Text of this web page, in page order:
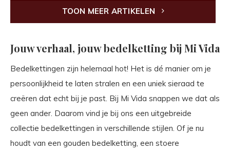
TOON MEER ARTIKELEN
Jouw verhaal, jouw bedelketting bij Mi Vida
Bedelkettingen zijn helemaal hot! Het is dé manier om je
persoonlijkheid te laten stralen en een uniek sieraad te
creëren dat echt bij je past. Bij Mi Vida snappen we dat als
geen ander. Daarom vind je bij ons een uitgebreide
collectie bedelkettingen in verschillende stijlen. Of je nu
houdt van een gouden bedelketting, een stoere